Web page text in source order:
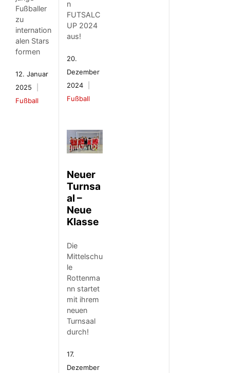
Fußballer
zu
internation
alen Stars
formen
12. Januar
2025
Fußball
n
FUTSALC
UP 2024
aus!
20.
Dezember
2024
Fußball
Neuer
Turnsa
al –
Neue
Klasse
Die
Mittelschu
le
Rottenma
nn startet
mit ihrem
neuen
Turnsaal
durch!
17.
Dezember